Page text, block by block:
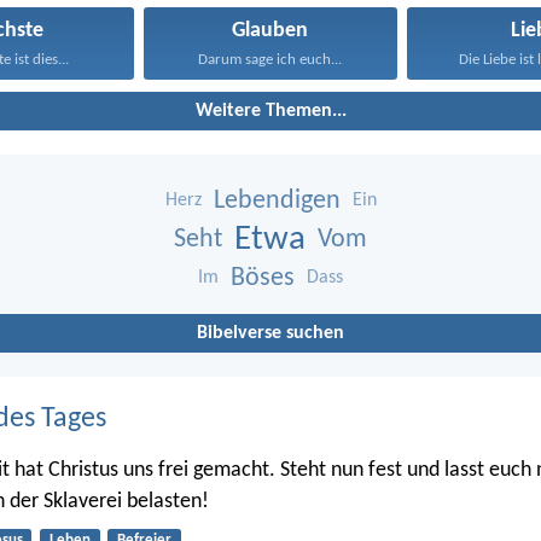
ist dies...
Glauben
Darum sage ich euch... Die Liebe ist
Weitere Themen...
Herz Lebendigen Ein
Seht Etwa Vom
Im Böses Dass
Bibelverse suchen
Tages
hat Christus uns frei gemacht. Steht nun fest und lasst
der Sklaverei belasten!